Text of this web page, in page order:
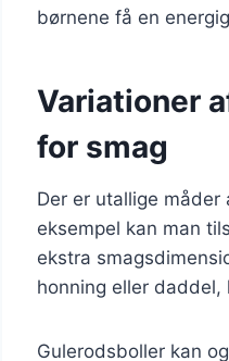
børnene få en
Variationer
for smag
Der er utallige
eksempel kan man
ekstra
honning eller
Gulerodsboller kan